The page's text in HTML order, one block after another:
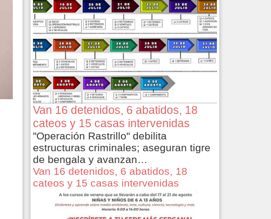
Van 16 detenidos, 6 abatidos, 18
cateos y 15 casas intervenidas
"Operación Rastrillo" debilita
estructuras criminales; aseguran tigre
de bengala y avanzan…
Van 16 detenidos, 6 abatidos, 18
cateos y 15 casas intervenidas